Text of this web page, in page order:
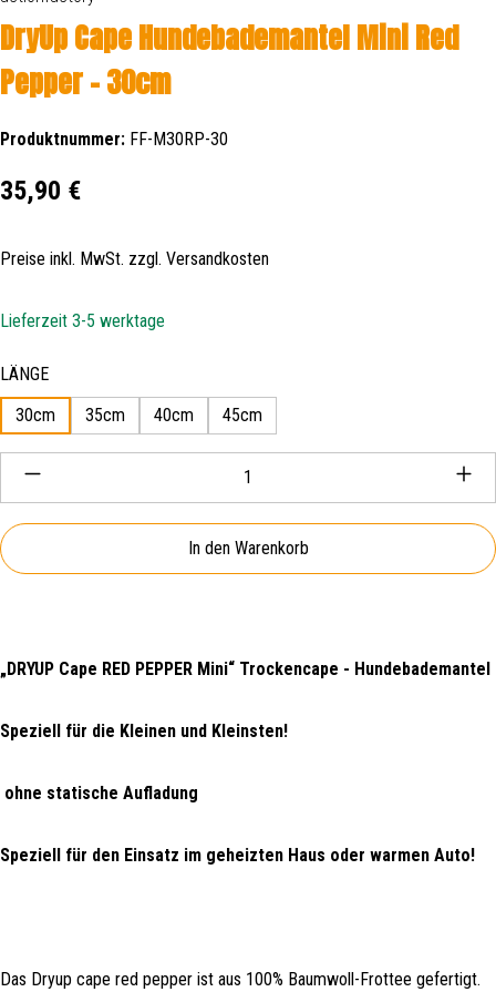
DryUp Cape Hundebademantel Mini Red
Pepper - 30cm
Produktnummer: FF-M30RP-30
Regulärer Preis:
35,90 €
Preise inkl. MwSt. zzgl. Versandkosten
Lieferzeit 3-5 werktage
LÄNGEauswählen
30cm
35cm 40cm 45cm
Produkt Anzahl: Gib den gewünschten Wert ein oder
In den Warenkorb
„DRYUP Cape RED PEPPER Mini“ Trockencape - Hundebademantel
Speziell für die Kleinen und Kleinsten!
ohne statische Aufladung
Speziell für den Einsatz im geheizten Haus oder warmen Auto!
Das Dryup cape red pepper ist aus 100% Baumwoll-Frottee gefertigt.